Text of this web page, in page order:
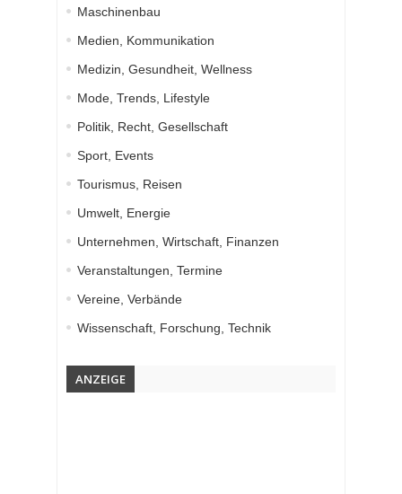
Maschinenbau
Medien, Kommunikation
Medizin, Gesundheit, Wellness
Mode, Trends, Lifestyle
Politik, Recht, Gesellschaft
Sport, Events
Tourismus, Reisen
Umwelt, Energie
Unternehmen, Wirtschaft, Finanzen
Veranstaltungen, Termine
Vereine, Verbände
Wissenschaft, Forschung, Technik
ANZEIGE